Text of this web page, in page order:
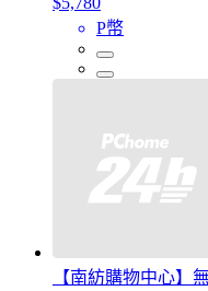
P幣
【南紡購物中心】